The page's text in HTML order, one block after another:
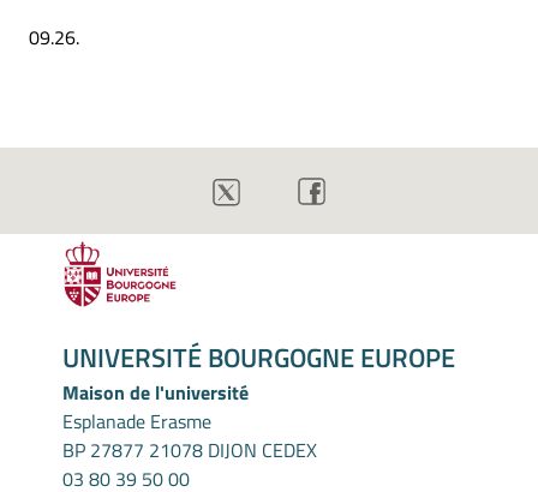
09.26.
UNIVERSITÉ BOURGOGNE EUROPE
Maison de l'université
Esplanade Erasme
BP 27877 21078 DIJON CEDEX
03 80 39 50 00